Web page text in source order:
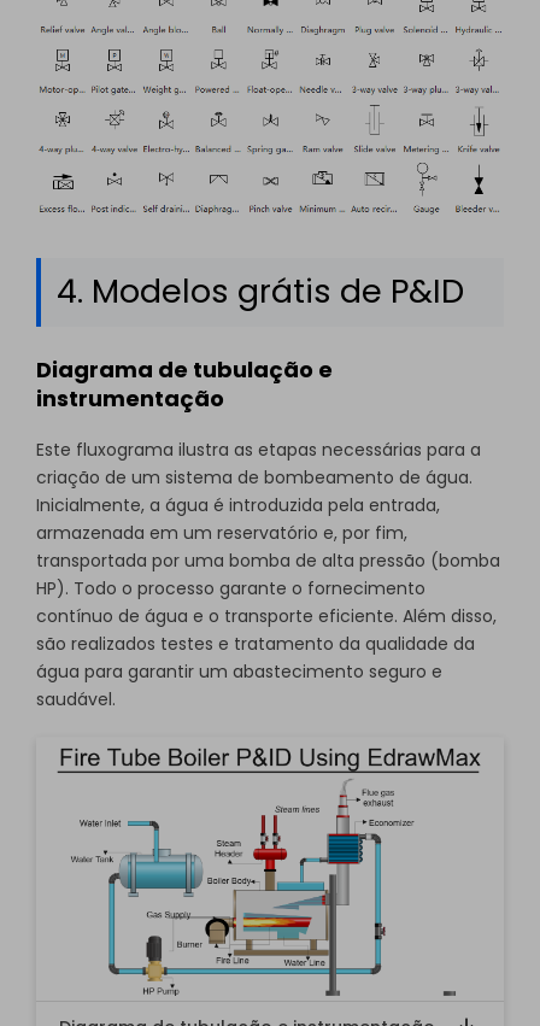
4. Modelos grátis de P&ID
Diagrama de tubulação e
instrumentação
Este fluxograma ilustra as etapas necessárias para a
criação de um sistema de bombeamento de água.
Inicialmente, a água é introduzida pela entrada,
armazenada em um reservatório e, por fim,
transportada por uma bomba de alta pressão (bomba
HP). Todo o processo garante o fornecimento
contínuo de água e o transporte eficiente. Além disso,
são realizados testes e tratamento da qualidade da
água para garantir um abastecimento seguro e
saudável.